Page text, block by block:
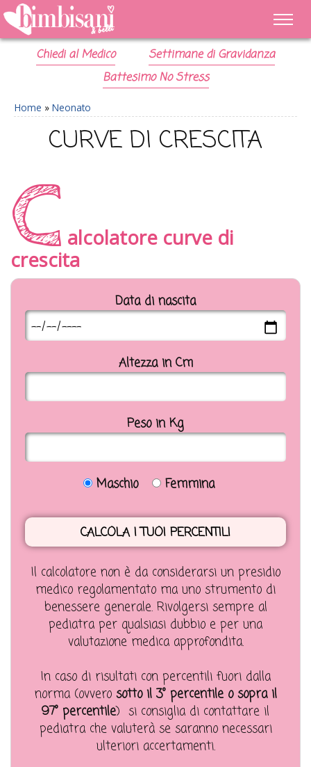
Chiedi al Medico
Settimane di Gravidanza
Battesimo No Stress
Home » Neonato
CURVE DI CRESCITA
C alcolatore curve di
crescita
Data di nascita
Altezza in Cm
Peso in Kg
Maschio Femmina
Il calcolatore non è da considerarsi un presidio
medico regolamentato ma uno strumento di
benessere generale. Rivolgersi sempre al
pediatra per qualsiasi dubbio e per una
valutazione medica approfondita.
In caso di risultati con percentili fuori dalla
norma (ovvero sotto il 3° percentile o sopra il
97° percentile) si consiglia di contattare il
pediatra che valuterà se saranno necessari
ulteriori accertamenti.